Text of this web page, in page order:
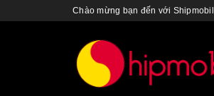
Chào mừng bạn đến với